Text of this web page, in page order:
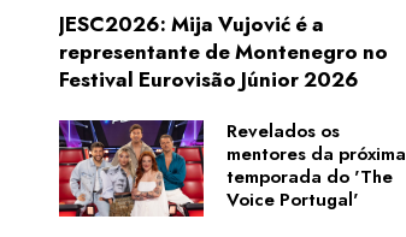
JESC2026: Mija Vujović é a
representante de Montenegro no
Festival Eurovisão Júnior 2026
Revelados os
mentores da próxima
temporada do 'The
Voice Portugal'